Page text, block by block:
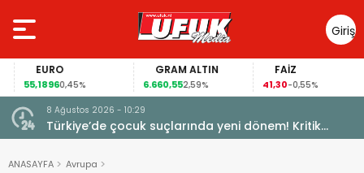
Giriş
Yap
EURO
55,18960,45%
GRAM ALTIN
6.660,552,59%
FAİZ
41,30-0,55%
8 Ağustos 2026 - 10:29
Türkiye’de çocuk suçlarında yeni dönem! Kritik
maddeler kabul edildi
ANASAYFA
Avrupa